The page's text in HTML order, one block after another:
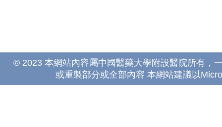
© 2023 本網站內容屬中國醫藥大學附設醫院所有，
或重製部分或全部內容 本網站建議以